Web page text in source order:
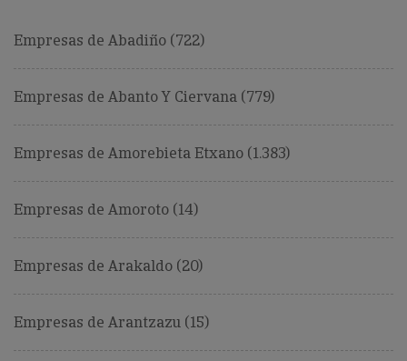
Empresas de Abadiño (722)
Empresas de Abanto Y Ciervana (779)
Empresas de Amorebieta Etxano (1.383)
Empresas de Amoroto (14)
Empresas de Arakaldo (20)
Empresas de Arantzazu (15)